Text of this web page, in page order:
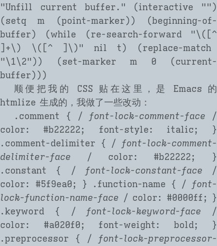
"Unfill current buffer." (interactive "")
(setq m (point-marker)) (beginning-of-
buffer) (while (re-search-forward "\ ( [^
]+\) \ ( [^ ] \)" nil t) (replace-match
"\1\2")) (set-marker m 0 (current-
buffer)))
顺便把我的 CSS 贴在这里，是 Emacs 的
htmlize 生成的，我做了一些改动：
.comment { / font-lock-comment-face
/
color: #b22222; font-style: italic; }
.comment-delimiter { / font-lock-comment-
delimiter-face
/ color: #b22222; }
.constant { / font-lock-constant-face
/
color: #5f9ea0; } .function-name { / font-
lock-function-name-face / color: #0000ff; }
.keyword { / font-lock-keyword-face
/
color: #a020f0; font-weight: bold; }
.preprocessor { / font-lock-preprocessor-